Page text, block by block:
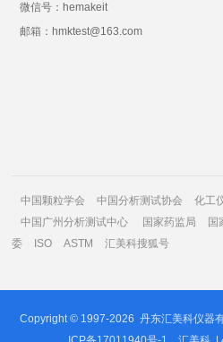
微信号：hemakeit
邮箱：hmktest@163.com
中国颗粒学会 中国分析测试协会 化工
中国广州分析测试中心
国家药监局 国
委
ISO ASTM 汇美科搜狐号
Copyright © 1997-2026 丹东汇美科仪器